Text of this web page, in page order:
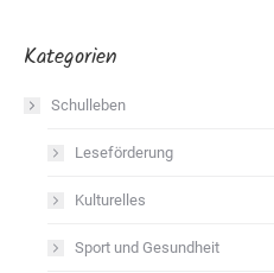
Kategorien
Schulleben
Leseförderung
Kulturelles
Sport und Gesundheit